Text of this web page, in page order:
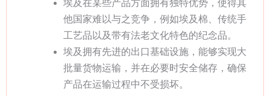
埃及在某些产品方面拥有独特优势，使得其
他国家难以与之竞争，例如埃及棉、传统手
工艺品以及带有法老文化特色的纪念品。
埃及拥有先进的出口基础设施，能够实现大
批量货物运输，并在必要时安全储存，确保
产品在运输过程中不受损坏。